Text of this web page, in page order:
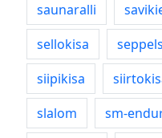
saunaralli
sellokisa
siipikisa
slalom
sm-